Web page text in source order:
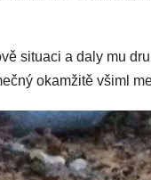
situaci a daly mu
okamžitě všiml